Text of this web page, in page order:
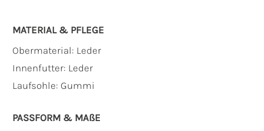
MATERIAL & PFLEGE
Obermaterial: Leder
Innenfutter: Leder
Laufsohle: Gummi
PASSFORM & MAẞE